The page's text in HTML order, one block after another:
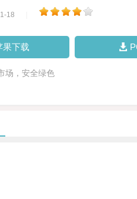
18
果下载
场，安全绿色